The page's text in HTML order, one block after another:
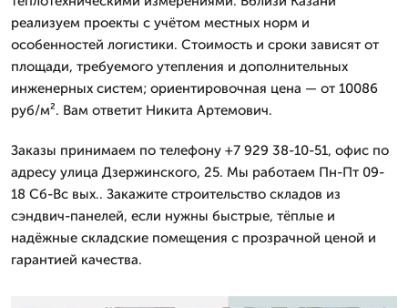
реализуем проекты с учётом местных норм и
особенностей логистики. Стоимость и сроки зависят от
площади, требуемого утепления и дополнительных
инженерных систем; ориентировочная цена — от 10086
руб/м². Вам ответит Никита Артемович.
Заказы принимаем по телефону +7 929 38-10-51, офис по
адресу улица Дзержинского, 25. Мы работаем Пн-Пт 09-
18 Сб-Вс вых.. Закажите строительство складов из
сэндвич-панелей, если нужны быстрые, тёплые и
надёжные складские помещения с прозрачной ценой и
гарантией качества.